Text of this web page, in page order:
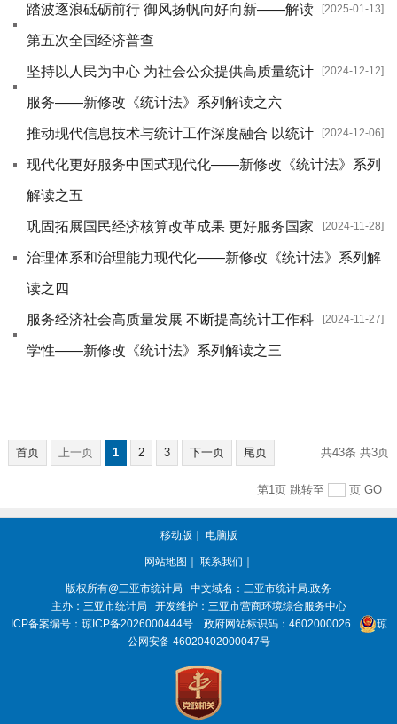
[2025-01-13]
踏波逐浪砥砺前行 御风扬帆向好向新——解读
第五次全国经济普查
[2024-12-12]
坚持以人民为中心 为社会公众提供高质量统计
服务——新修改《统计法》系列解读之六
[2024-12-06]
推动现代信息技术与统计工作深度融合 以统计
现代化更好服务中国式现代化——新修改《统计法》系列
解读之五
[2024-11-28]
巩固拓展国民经济核算改革成果 更好服务国家
治理体系和治理能力现代化——新修改《统计法》系列解
读之四
[2024-11-27]
服务经济社会高质量发展 不断提高统计工作科
学性——新修改《统计法》系列解读之三
首页 上一页 1 2 3 下一页 尾页 共3页
共43条
跳转至 页 GO
第1页
移动版 ｜ 电脑版
网站地图 ｜ 联系我们 ｜
版权所有@三亚市统计局
中文域名：三亚市统计局.政务
主办：三亚市统计局
开发维护：三亚市营商环境综合服务中心
ICP备案编号： 琼ICP备2026000444号 政府网站标识码： 4602000026
琼
公网安备 46020402000047号